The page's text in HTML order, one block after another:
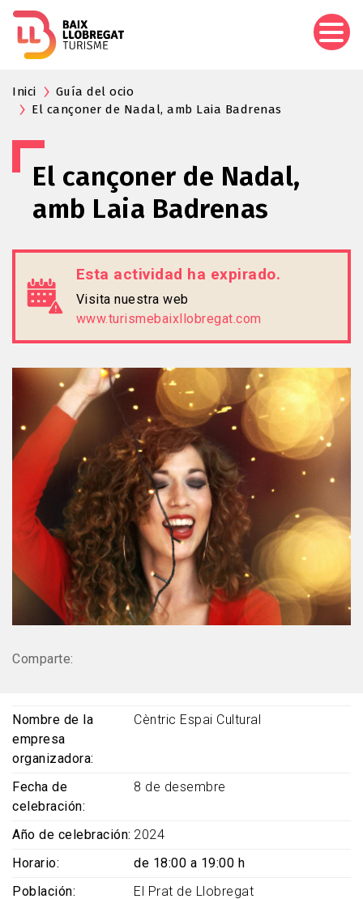
Inici
Guía del ocio
El cançoner de Nadal, amb Laia Badrenas
El cançoner de Nadal,
amb Laia Badrenas
Esta actividad ha expirado.
Visita nuestra web
www.turismebaixllobregat.com
Comparte:
Nombre de la
empresa
organizadora
Cèntric Espai Cultural
Fecha de
celebración
8 de desembre
Año de celebración 2024
Horario
de 18:00 a 19:00 h
Población
El Prat de Llobregat